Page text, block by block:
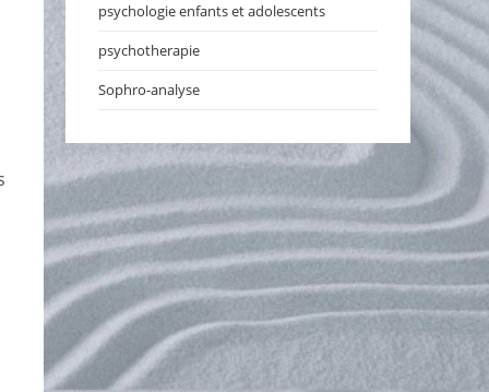
psychologie enfants et adolescents
psychotherapie
Sophro-analyse